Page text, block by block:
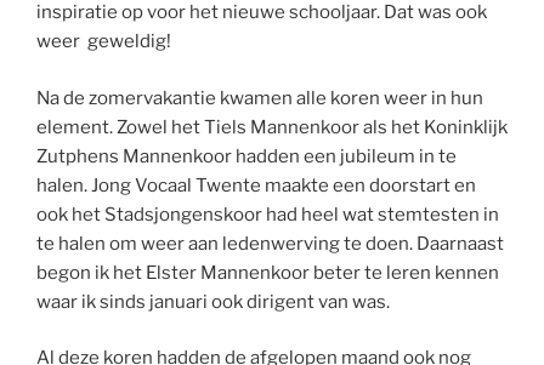
inspiratie op voor het nieuwe schooljaar. Dat was ook
weer geweldig!
Na de zomervakantie kwamen alle koren weer in hun
element. Zowel het Tiels Mannenkoor als het Koninklijk
Zutphens Mannenkoor hadden een jubileum in te
halen. Jong Vocaal Twente maakte een doorstart en
ook het Stadsjongenskoor had heel wat stemtesten in
te halen om weer aan ledenwerving te doen. Daarnaast
begon ik het Elster Mannenkoor beter te leren kennen
waar ik sinds januari ook dirigent van was.
Al deze koren hadden de afgelopen maand ook nog